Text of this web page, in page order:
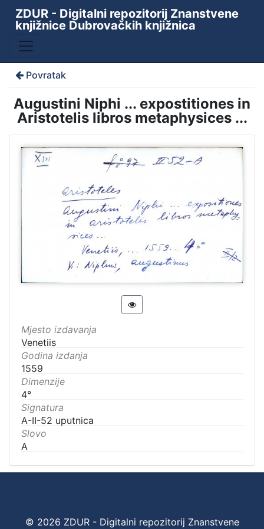
ZDUR - Digitalni repozitorij Znanstvene
knjižnice Dubrovačkih knjižnica
Povratak
Augustini Niphi ... expostitiones in
Aristotelis libros metaphysices ...
Mjesto izdavanja
Venetiis
Godina izdanja
1559
Dimenzije
4°
Signatura
A-II-52 uputnica
Slovo
A
© 2026 ZDUR - Digitalni repozitorij Znanstvene